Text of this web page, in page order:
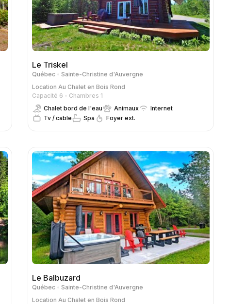
Le Triskel
Québec
Sainte-Christine d'Auvergne
Location Au Chalet en Bois Rond
Capacité 6
Chambres 1
Chalet bord de l'eau
Animaux
Internet
Tv / cable
Spa Foyer ext.
Le Balbuzard
Québec
Sainte-Christine d'Auvergne
Location Au Chalet en Bois Rond